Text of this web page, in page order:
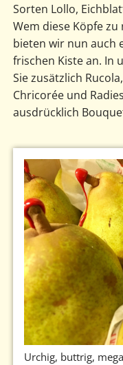
Sorten Lollo,
Wem diese Köpfe
bieten wir nun auch
frischen Kiste an. In
Sie zusätzlich
Chricorée und
ausdrücklich
Urchig, buttrig,